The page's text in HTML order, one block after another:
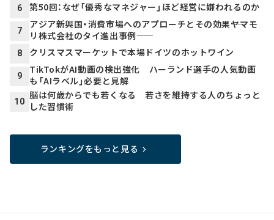
6 第50回：なぜ「優秀なマネジャー」ほど経営に嫌われるのか
7
アジア新興国・消費市場へのアプローチとその効果――ヤマモ
リ株式会社のタイ進出事例――
8 クリスマスマーケットで本場ドイツのホットワイン
9
TikTokがAI動画の検出強化 ハーランド選手の人気動画
も「AIラベル」必要と見解
10
脳は何歳からでも若くなる 若さを維持する人のちょっと
した習慣術
ランキングをもっと見る